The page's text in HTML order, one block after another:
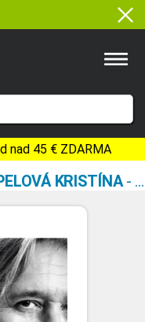
nad 45 € ZDARMA
KRISTÍNA-